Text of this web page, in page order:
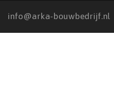
info@arka-bouwbedrijf.nl